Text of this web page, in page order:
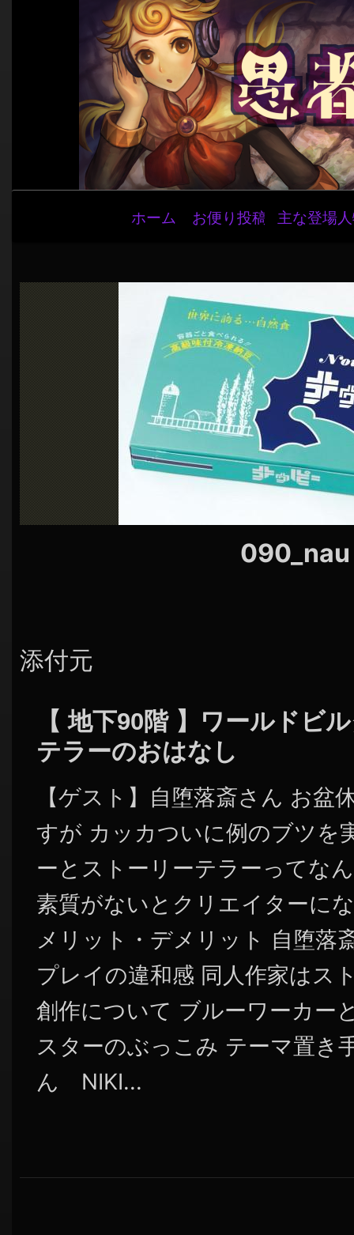
ビ
ゲ
ー
シ
ョ
ン
ホーム お便り投稿 主な登場
090_nau
添付元
【 地下90階 】ワールドビ
テラーのおはなし
【ゲスト】自堕落斎さん お盆
すが カッカついに例のブツを
ーとストーリーテラーってな
素質がないとクリエイターに
メリット・デメリット 自堕落
プレイの違和感 同人作家はス
創作について ブルーワーカー
スターのぶっこみ テーマ置き
ん NIKI...